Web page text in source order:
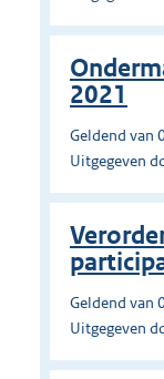
2021
Geldend van
Uitgegeven
Geldend van
Uitgegeven